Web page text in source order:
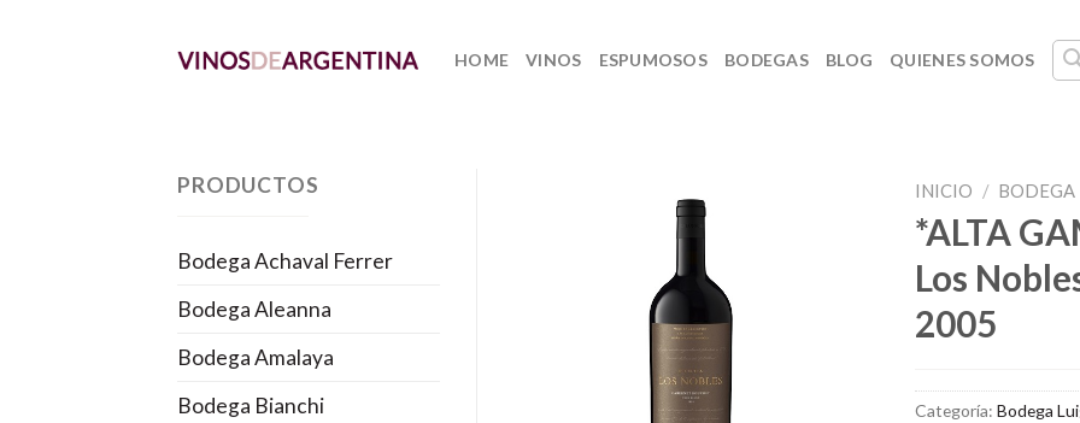
HOME VINOS ESPUMOSOS BODEGAS BLOG QUIENES SOMOS
PRODUCTOS
Bodega Achaval Ferrer
Bodega Aleanna
Bodega Amalaya
Bodega Bianchi
INICIO / BODEGA
*ALTA
Los
2005
Categoría:Bodega